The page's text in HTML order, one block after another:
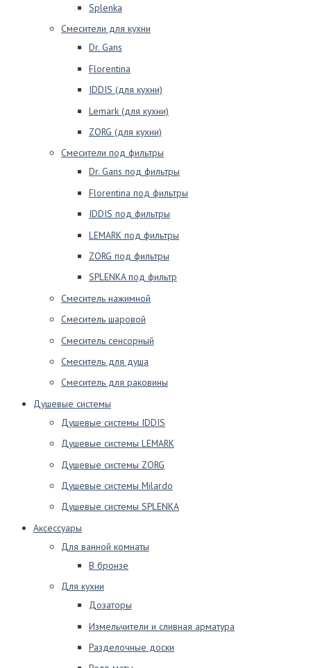
Splenka
Смесители для кухни
Dr. Gans
Florentina
IDDIS (для кухни)
Lemark (для кухни)
ZORG (для кухни)
Смесители под фильтры
Dr. Gans под фильтры
Florentina под фильтры
IDDIS под фильтры
LEMARK под фильтры
ZORG под фильтры
SPLENKA под фильтр
Смеситель нажимной
Смеситель шаровой
Смеситель сенсорный
Смеситель для душа
Смеситель для раковины
Душевые системы
Душевые системы IDDIS
Душевые системы LEMARK
Душевые системы ZORG
Душевые системы Milardo
Душевые системы SPLENKA
Аксессуары
Для ванной комнаты
В бронзе
Для кухни
Дозаторы
Измельчители и сливная арматура
Разделочные доски